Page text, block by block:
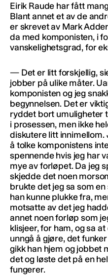
Eirik Raude har fått
Blant annet et av de
er skrevet av Mark
da med komponisten, i
vanskelighetsgrad, for
— Det er litt forskjellig,
jobber på ulike måter.
komponisten og jeg
begynnelsen. Det er
ryddet bort umuligheter
i prosessen, men ikke
diskutere litt
å tolke komponistens
spennende hvis jeg har
mye av forløpet. Da jeg
skjedde det noen
brukte det jeg sa som
han kunne plukke fra,
motsatte av det jeg
annet noen forløp som
klisjeer, for ham, og sa
unngå å gjøre, det
gikk han hjem og jobbet
det og løste det på en
fungerer.